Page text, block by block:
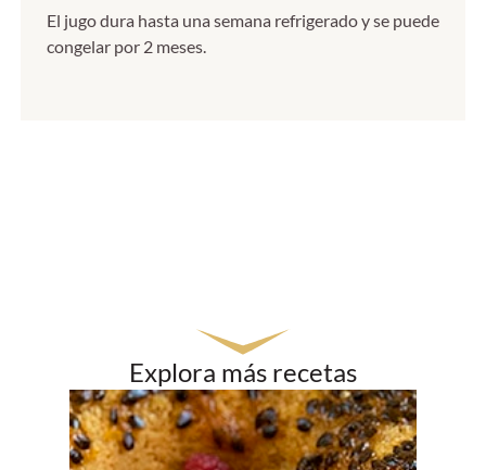
El jugo dura hasta una semana refrigerado y se puede
congelar por 2 meses.
Explora más recetas